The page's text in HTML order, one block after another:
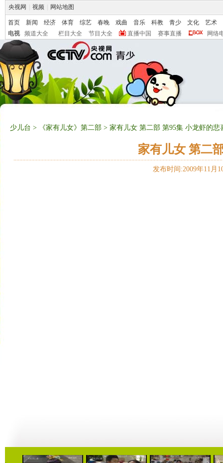
央视网 视频 网站地图
首页 新闻 经济 体育 综艺 春晚 戏曲 音乐 科教 青少 文化
艺术
电视
频道大全 栏目大全 节目大全 直播中国 赛事直播 网络
少儿台 > 《家有儿女》第二部 > 家有儿女 第二部 第95集 小龙虾的悲
家有儿女 第二
发布时间:2009年11月
22:49 21:40 21:29